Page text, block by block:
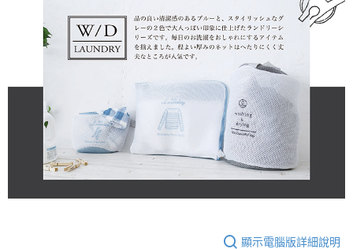
顯示電腦版詳細說明